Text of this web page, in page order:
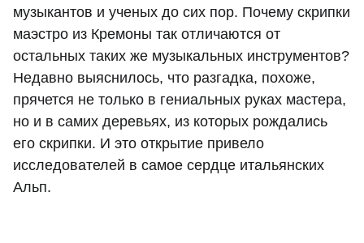
музыкантов и ученых до сих пор. Почему скрипки
маэстро из Кремоны так отличаются от
остальных таких же музыкальных инструментов?
Недавно выяснилось, что разгадка, похоже,
прячется не только в гениальных руках мастера,
но и в самих деревьях, из которых рождались
его скрипки. И это открытие привело
исследователей в самое сердце итальянских
Альп.